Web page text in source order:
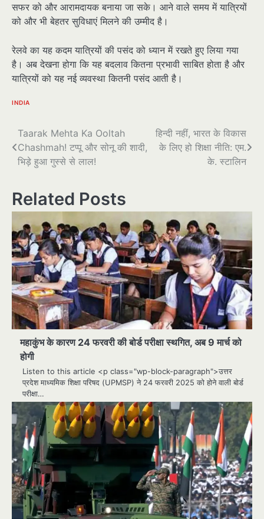
सफर को और आरामदायक बनाया जा सके। आने वाले समय में यात्रियों
को और भी बेहतर सुविधाएं मिलने की उम्मीद है।
रेलवे का यह कदम यात्रियों की पसंद को ध्यान में रखते हुए लिया गया
है। अब देखना होगा कि यह बदलाव कितना प्रभावी साबित होता है और
यात्रियों को यह नई व्यवस्था कितनी पसंद आती है।
INDIA
पोस्ट
नेविगेशन
Taarak Mehta Ka Ooltah
Chashmah! टप्पू और सोनू की शादी,
भिड़े हुआ गुस्से से लाल!
हिन्दी नहीं, भारत के विकास
के लिए हो शिक्षा नीति: एम.
के. स्टालिन
Related Posts
महाकुंभ के कारण 24 फरवरी की बोर्ड परीक्षा स्थगित, अब 9 मार्च को
होगी
Listen to this article <p class="wp-block-paragraph">उत्तर
प्रदेश माध्यमिक शिक्षा परिषद (UPMSP) ने 24 फरवरी 2025 को होने वाली बोर्ड
परीक्षा…